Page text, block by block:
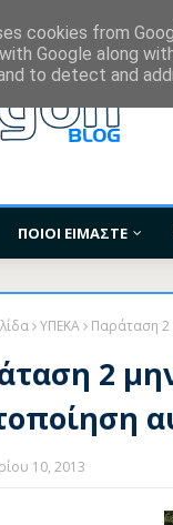
ΠΟΙΟΙ ΕΙΜΑΣΤΕ
ΥΠΕΚΑ Παράταση 2
2
10, 2013
cookies from
Google along
to detect and